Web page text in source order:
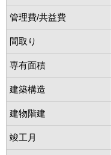
管理費/共益費
間取り
専有面積
建築構造
建物階建
竣工月